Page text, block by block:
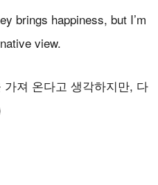
brings happiness, but I’m
view.
져 온다고 생각하지만, 다